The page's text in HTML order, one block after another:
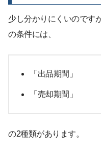
少し分かりにくいのです
の条件には、
「出品期間」
「売却期間」
の2種類があります。